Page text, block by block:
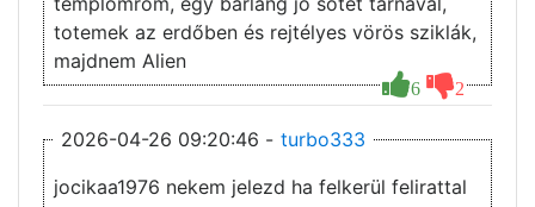
6 2
totemek az erdőben és rejtélyes vörös sziklák,
majdnem Alien
2026-04-26 09:20:46 - turbo333
jocikaa1976 nekem jelezd ha felkerül felirattal